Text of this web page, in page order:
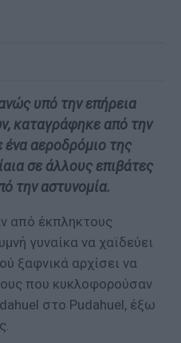
υπό την επήρεια
καταγράφηκε από την
ένα αεροδρόμιο της
σε άλλους επιβάτες
την αστυνομία.
από έκπληκτους
γυναίκα να χαϊδεύει
ξαφνικά αρχίσει να
που κυκλοφορούσαν
στο Pudahuel, έξω